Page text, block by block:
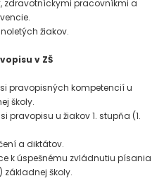
zdravotníckymi pracovníkmi a
žiakov.
v ZŠ
pravopisných kompetencií u
školy.
pravopisu u žiakov 1. stupňa (1.
a diktátov.
k úspešnému zvládnutiu písania
základnej školy.